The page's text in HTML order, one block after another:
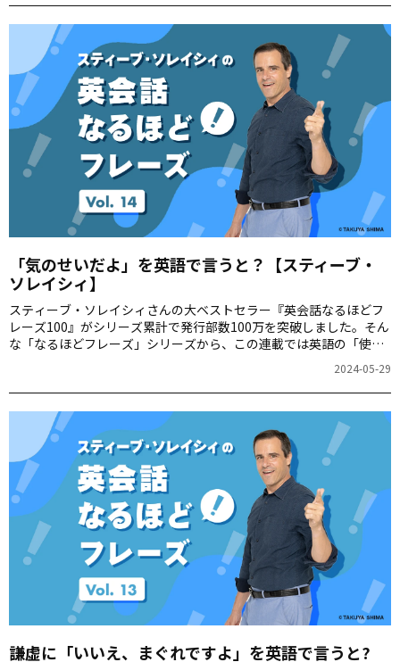
「気のせいだよ」を英語で言うと？【スティーブ・
ソレイシィ】
スティーブ・ソレイシィさんの大ベストセラー『英会話なるほどフ
レーズ100』がシリーズ累計で発行部数100万を突破しました。そん
な「なるほどフレーズ」シリーズから、この連載では英語の「使え
る裏技」を毎週ご紹介します。第14回は「気のせいだよ」をお届け
2024-05-29
謙虚に「いいえ、まぐれですよ」を英語で言うと?